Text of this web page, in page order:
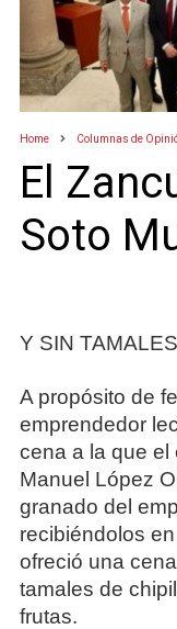
Home Columnas de
El
Soto
Y SIN
A propósito de
emprendedor
cena a la que el
Manuel López
granado del
recibiéndolos
ofreció una
tamales de
frutas.